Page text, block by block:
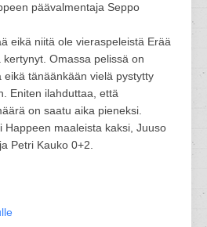
päävalmentaja Seppo
eikä niitä ole vieraspeleistä Erää
Omassa pelissä on
eikä tänäänkään vielä pystytty
Eniten ilahduttaa, että
on saatu aika pieneksi.
Happeen maaleista kaksi, Juuso
Petri Kauko 0+2.